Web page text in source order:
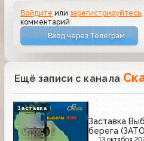
Войдите илизарегистрируйтесь
комментарий
Вход через Телеграм
Ещё записи с канала
Заставка
берега
Заставка